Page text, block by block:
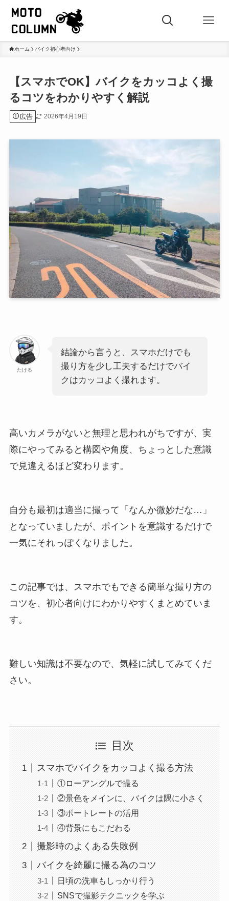
ホーム バイク初心者向け
【スマホでOK】バイクをカッコよく撮
るコツをわかりやすく解説
広告 2026年4月19日
たける
結論から言うと、スマホだけでも
撮り方を少し工夫するだけでバイ
クはカッコよく撮れます。
高いカメラがないと無理と思われがちですが、実
際にやってみると構図や角度、ちょっとした意識
で見違えるほど変わります。
自分も最初は適当に撮って「なんか微妙だな…」
となっていましたが、ポイントを意識するだけで
一気にそれっぽくなりました。
この記事では、スマホでもできる簡単な撮り方の
コツを、初心者向けにわかりやすくまとめていま
す。
難しい知識は不要なので、気軽に試してみてくだ
さい。
目次
スマホでバイクをカッコよく撮る方法
①ローアングルで撮る
②景色をメインに、バイクは隅に小さく
③ポートレートの活用
④背景にもこだわる
撮影時のよくある失敗例
バイクを綺麗に撮る為のコツ
日頃の洗車もしっかり行う
SNSで撮影テクニックを学ぶ